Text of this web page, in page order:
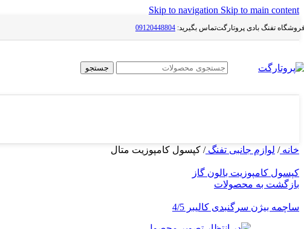
Skip to navigation Skip to main content
تفنگ بادی پروتارگتتماس بگیرید: 09120448804
جستجو
آرتمیس – Artemis
تپانچه بادی - AirPistol
هاتسان - Hatsan
بروکوک - Brocock
خانه/ لوازم جانبی تفنگ/ کپسول کامپوزیت متال
کپسول کامپوزیت بالون گاز
بازگشت به محصولات
ساچمه بیژن سرگنبدی کالیبر 4/5